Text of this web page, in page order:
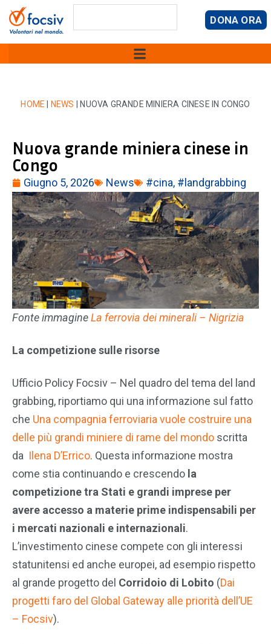
DONA ORA
HOME NEWS NUOVA GRANDE MINIERA CINESE IN CONGO
Nuova grande miniera cinese in
Congo
Giugno 5, 2026 News #cina, #landgrabbing
Fonte immagineLa ferrovia dei minerali – Nigrizia
La competizione sulle risorse
Ufficio Policy Focsiv – Nel quadro del tema del land
grabbing, riportiamo qui una informazione sul fatto
che Una compagnia ferroviaria vuole costruire una
delle più grandi miniere di rame del mondo scritta
da Ilena D’Errico. Questa informazione mostra
come stia continuando e crescendo la
competizione tra Stati e grandi imprese per
avere accesso a materie prime indispensabili per
i mercati nazionali e internazionali.
L’investimento cinese compete con gli interessi
statunitensi ed anche europei, ad esempio rispetto
al grande progetto del Corridoio di Lobito (Dai
progetti faro del Global Gateway alle priorità dell’UE
– Focsiv).